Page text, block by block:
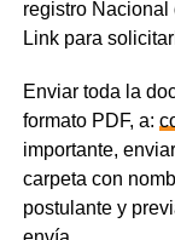
registro
Link para
Enviar toda la
formato PDF, a:
importante,
carpeta con
postulante y